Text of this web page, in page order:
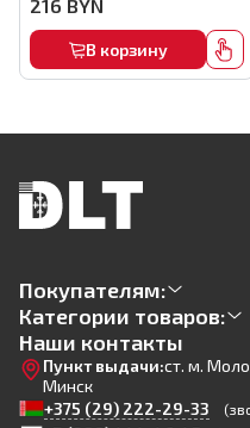
216 BYN
В корзину
Покупателям:
Категории товаров:
Наши контакты
Пункт выдачи:ст. м.
Минск
+375 (29) 222-29-33